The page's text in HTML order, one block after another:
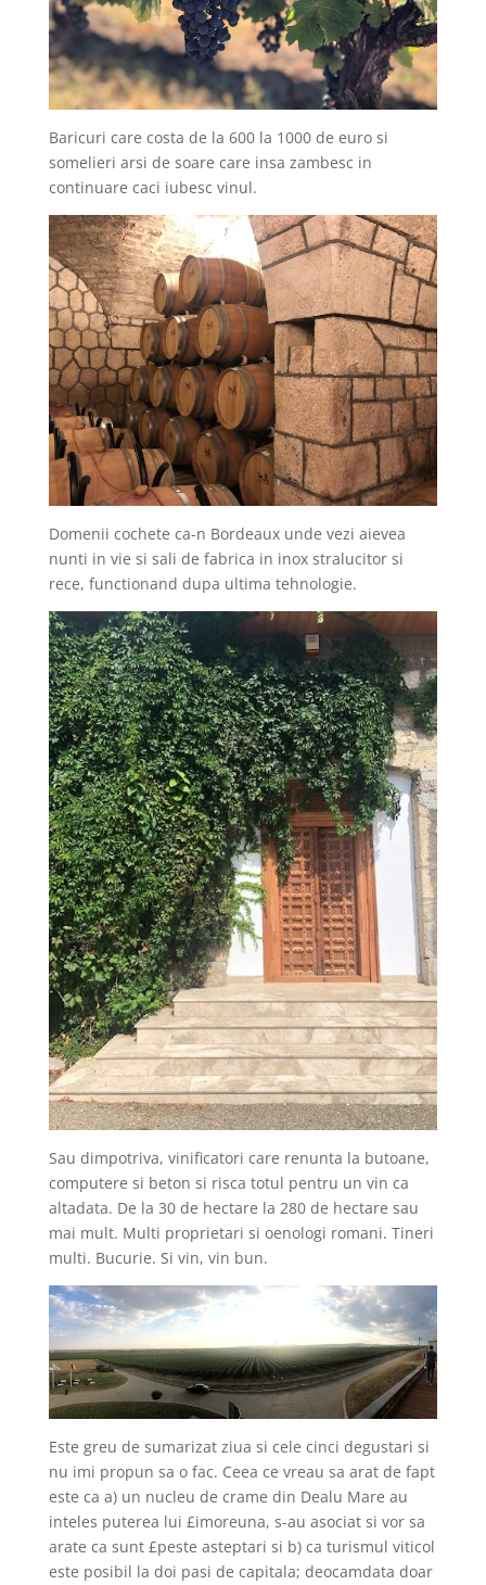
Baricuri care costa de la 600 la 1000 de euro si
somelieri arsi de soare care insa zambesc in
continuare caci iubesc vinul.
Domenii cochete ca-n Bordeaux unde vezi aievea
nunti in vie si sali de fabrica in inox stralucitor si
rece, functionand dupa ultima tehnologie.
Sau dimpotriva, vinificatori care renunta la butoane,
computere si beton si risca totul pentru un vin ca
altadata. De la 30 de hectare la 280 de hectare sau
mai mult. Multi proprietari si oenologi romani. Tineri
multi. Bucurie. Si vin, vin bun.
Este greu de sumarizat ziua si cele cinci degustari si
nu imi propun sa o fac. Ceea ce vreau sa arat de fapt
este ca a) un nucleu de crame din Dealu Mare au
inteles puterea lui £imoreuna, s-au asociat si vor sa
arate ca sunt £peste asteptari si b) ca turismul viticol
este posibil la doi pasi de capitala; deocamdata doar